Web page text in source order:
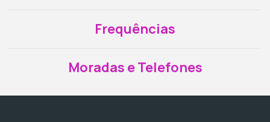
Frequências
Moradas e Telefones